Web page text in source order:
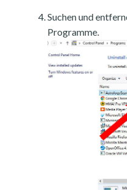
Suchen und
Programme.